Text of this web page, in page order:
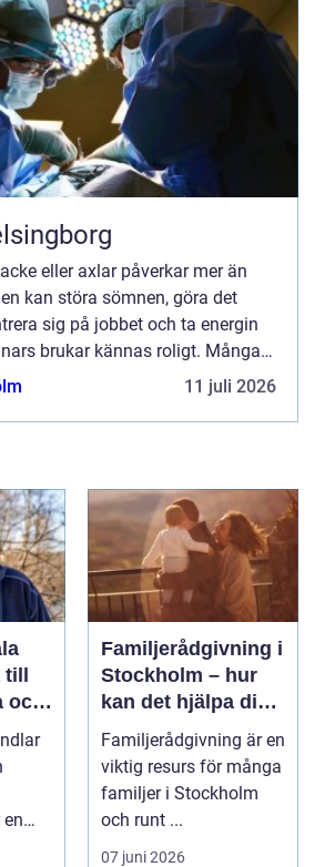
eller axlar påverkar mer än
kan störa sömnen, göra det
sig på jobbet och ta energin
brukar kännas roligt. Många
vid värken och tänker att den
11 juli 2026
till
och
Familjerådgivning i
Stockholm – hur
kan det hjälpa dig
och din familj
Familjerådgivning är en
viktig resurs för många
familjer i Stockholm
och runt ...
07 juni 2026